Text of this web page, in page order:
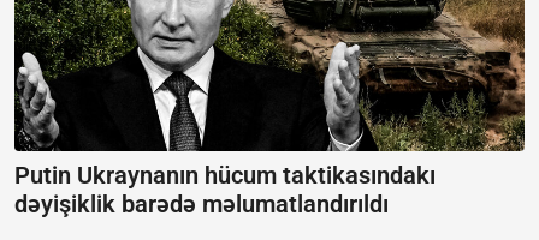
Putin Ukraynanın hücum taktikasındakı
dəyişiklik barədə məlumatlandırıldı